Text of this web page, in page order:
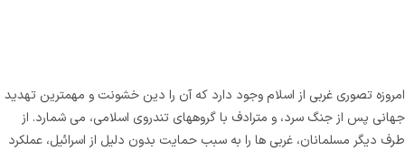
امروزه تصوری غربی از اسلام وجود دارد که آن را دین خشونت و مهمترین تهدید
جهانی پس از جنگ سرد، و مترادف با گروههای تندروی اسلامی، می شمارد. از
طرف دیگر مسلمانان، غربی ها را به سبب حمایت بدون دلیل از اسرائیل، عملکرد